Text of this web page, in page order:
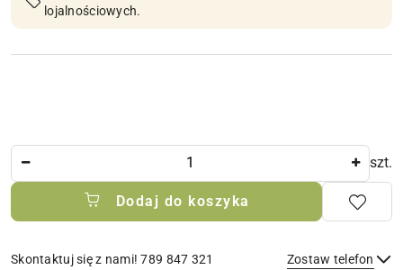
lojalnościowych.
szt.
Dodaj do koszyka
Skontaktuj się z nami! 789 847 321 Zostaw telefon